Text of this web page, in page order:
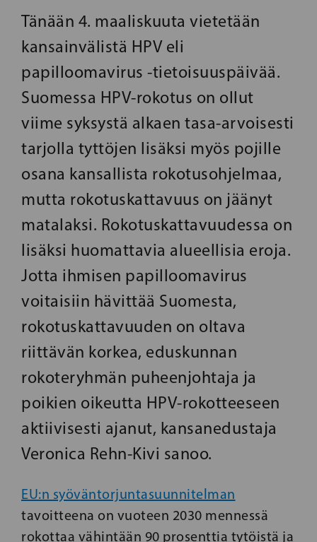
Tänään 4. maaliskuuta vietetään
kansainvälistä HPV eli
papilloomavirus -tietoisuuspäivää.
Suomessa HPV-rokotus on ollut
viime syksystä alkaen tasa-arvoisesti
tarjolla tyttöjen lisäksi myös pojille
osana kansallista rokotusohjelmaa,
mutta rokotuskattavuus on jäänyt
matalaksi. Rokotuskattavuudessa on
lisäksi huomattavia alueellisia eroja.
Jotta ihmisen papilloomavirus
voitaisiin hävittää Suomesta,
rokotuskattavuuden on oltava
riittävän korkea, eduskunnan
rokoteryhmän puheenjohtaja ja
poikien oikeutta HPV-rokotteeseen
aktiivisesti ajanut, kansanedustaja
Veronica Rehn-Kivi sanoo.
EU:n syöväntorjuntasuunnitelman
tavoitteena on vuoteen 2030 mennessä
rokottaa vähintään 90 prosenttia tytöistä ja